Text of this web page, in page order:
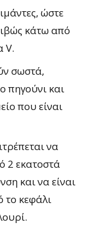
ώστε
κάτω από
V.
σωστά,
πηγούνι και
που είναι
να
2 εκατοστά
και να είναι
το κεφάλι